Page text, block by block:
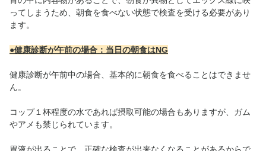
ってしまうため、朝食を食べない状態で検査を受ける必要があり
ます。
●健康診断が午前の場合：当日の朝食はNG
健康診断が午前中の場合、基本的に朝食を食べることはできませ
ん。
コップ１杯程度の水であれば摂取可能の場合もありますが、ガム
やアメも禁じられています。